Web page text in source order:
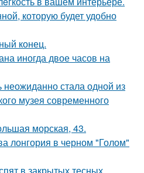
которую будет удобно
конец.
иногда двое часов на
стала одной из
музея современного
морская, 43.
лонгория в черном "Голом"
в закрытых тесных